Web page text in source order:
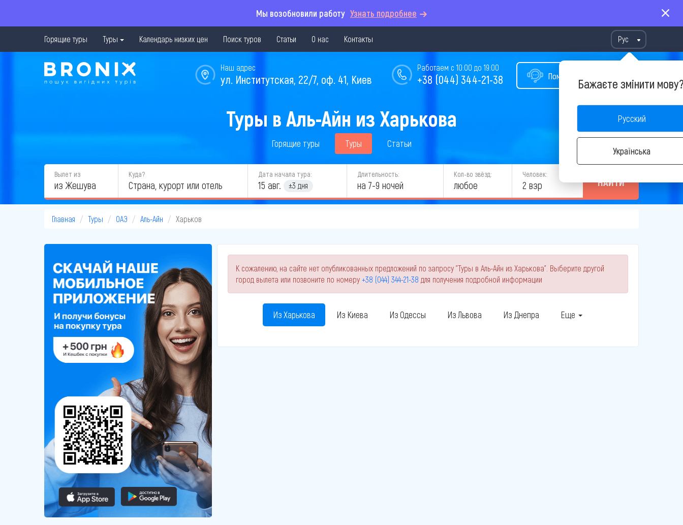
Мы возобновили работу Узнать подробнее
Горящие туры Туры Календарь низких цен Поиск туров Статьи О нас Контакты Рус
Бажаєте змінити
Русский
Українська
Помощь в подборе тура
Работаем с 10:00 до 19:00
+38 (044) 344-21-38
Наш адрес
ул. Институтская, 22/7, оф. 41, Киев
Туры в Аль-Айн из Харькова
Горящие туры Туры Статьи
Вылет из
из Жешува
Куда? Дата начала тура:
15 авг. ±3 дня
Длительность:
на 7-9 ночей
Кол-во звёзд:
любое
Человек:
2 взр НАЙТИ
Главная Туры ОАЭ Аль-Айн Харьков
К сожалению, на сайте нет опубликованных предложений по запросу "Туры в Аль-Айн из Харькова". Выберите другой
город вылета или позвоните по номеру +38 (044) 344-21-38 для получения подробной информации
Из Харькова Из Киева Из Одессы Из Львова Из Днепра Еще